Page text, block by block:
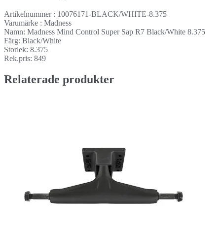
Artikelnummer : 10076171-BLACK/WHITE-8.375
Varumärke : Madness
Namn: Madness Mind Control Super Sap R7 Black/White 8.375
Färg: Black/White
Storlek: 8.375
Rek.pris: 849
Relaterade produkter